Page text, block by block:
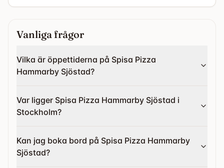
Sjöstad är nyöppnad och finns även i Sollentuna C och
Vanliga frågor
Vilka är öppettiderna på Spisa Pizza
Hammarby Sjöstad?
Var ligger Spisa Pizza Hammarby Sjöstad i
Stockholm?
Kan jag boka bord på Spisa Pizza Hammarby
Sjöstad?